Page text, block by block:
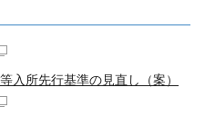
所先行基準の見直し（案）